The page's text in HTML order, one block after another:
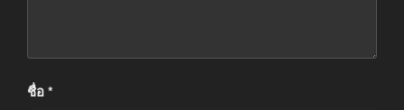
ชื่อ*